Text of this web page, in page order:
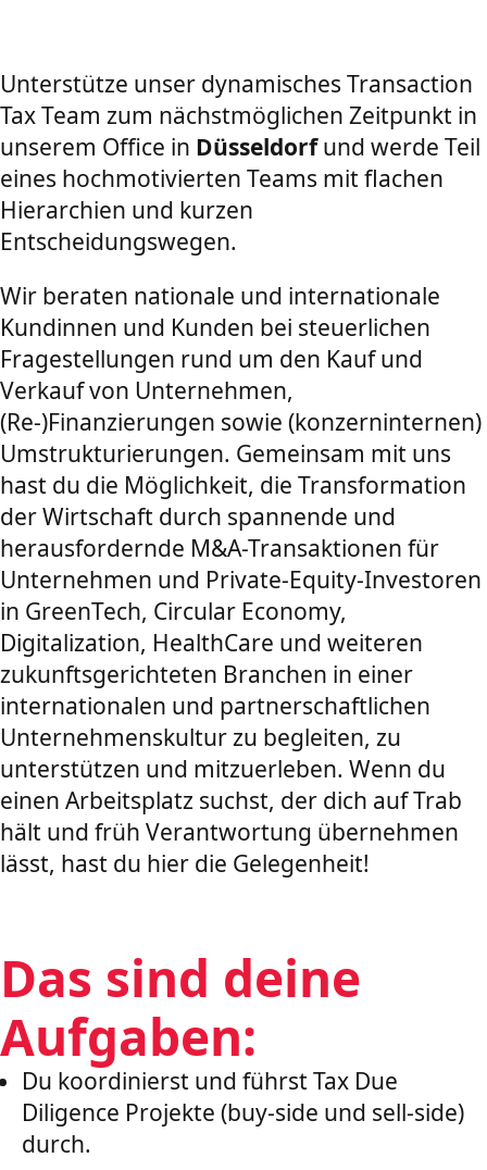
Unterstütze unser dynamisches Transaction
Tax Team zum nächstmöglichen Zeitpunkt in
unserem Office in Düsseldorfund werde Teil
eines hochmotivierten Teams mit flachen
Hierarchien und kurzen
Entscheidungswegen.
Wir beraten nationale und internationale
Kundinnen und Kunden bei steuerlichen
Fragestellungen rund um den Kauf und
Verkauf von Unternehmen,
(Re-)Finanzierungen sowie (konzerninternen)
Umstrukturierungen. Gemeinsam mit uns
hast du die Möglichkeit, die Transformation
der Wirtschaft durch spannende und
herausfordernde M&A-Transaktionen für
Unternehmen und Private-Equity-Investoren
in GreenTech, Circular Economy,
Digitalization, HealthCare und weiteren
zukunftsgerichteten Branchen in einer
internationalen und partnerschaftlichen
Unternehmenskultur zu begleiten, zu
unterstützen und mitzuerleben. Wenn du
einen Arbeitsplatz suchst, der dich auf Trab
hält und früh Verantwortung übernehmen
lässt, hast du hier die Gelegenheit!
Das sind deine
Aufgaben:
Du koordinierst und führst Tax Due
Diligence Projekte (buy-side und sell-side)
durch.